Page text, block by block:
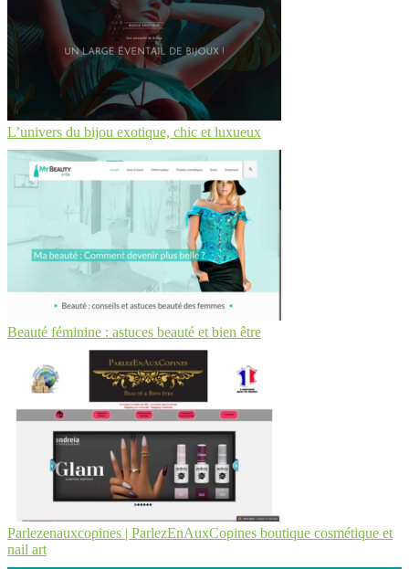
L’univers du bijou exotique, chic et luxueux
Beauté féminine : astuces beauté et bien être
Parlezenauxcopines | Par­lezEnAuxCopi­nes boutique cosmétique et
nail art